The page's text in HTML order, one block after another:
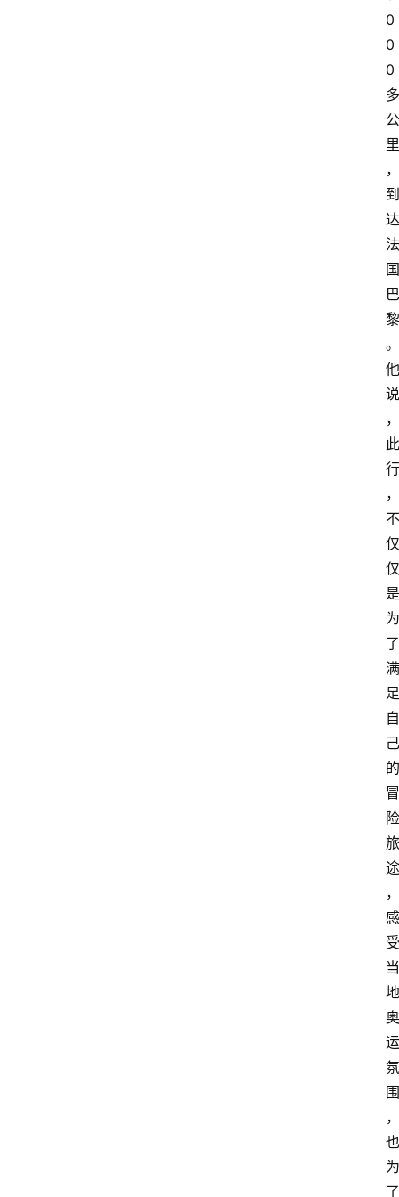
0
0
0
多
公
里
，
到
达
法
国
巴
黎
。
他
说
，
此
行
，
不
仅
仅
是
为
了
满
足
自
己
的
冒
险
旅
途
，
感
受
当
地
奥
运
氛
围
，
也
为
了